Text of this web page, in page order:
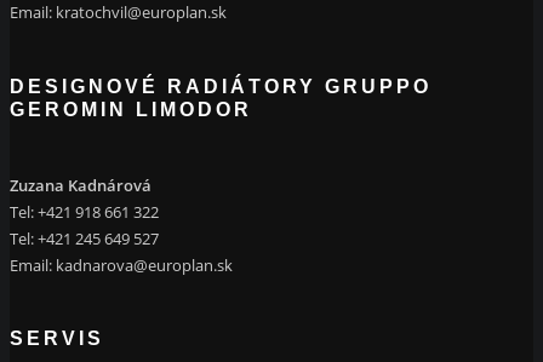
Email: kratochvil@europlan.sk
DESIGNOVÉ RADIÁTORY GRUPPO
GEROMIN LIMODOR
Zuzana Kadnárová
Tel: +421 918 661 322
Tel: +421 245 649 527
Email: kadnarova@europlan.sk
SERVIS